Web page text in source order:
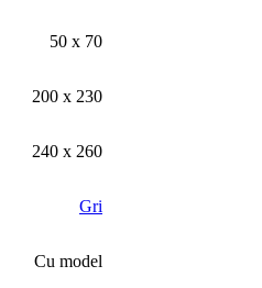
50 x 70
200 x 230
240 x 260
Gri
Cu model